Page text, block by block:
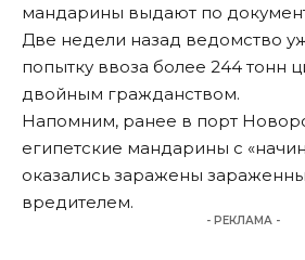
мандарины выдают по
Две недели назад ведомство
попытку ввоза более 244 тонн
двойным гражданством.
Напомним, ранее в порт
египетские мандарины с
оказались заражены
вредителем.
- РЕКЛАМА -